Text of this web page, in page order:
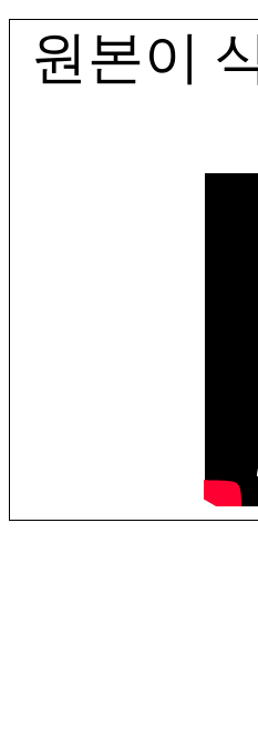
원본이